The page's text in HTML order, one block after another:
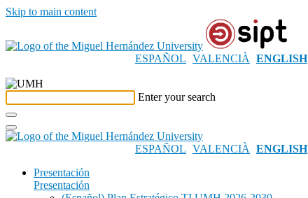
Skip to main content
ESPAÑOL VALENCIÀ ENGLISH
Enter your search
ESPAÑOL VALENCIÀ ENGLISH
Presentación
Presentación